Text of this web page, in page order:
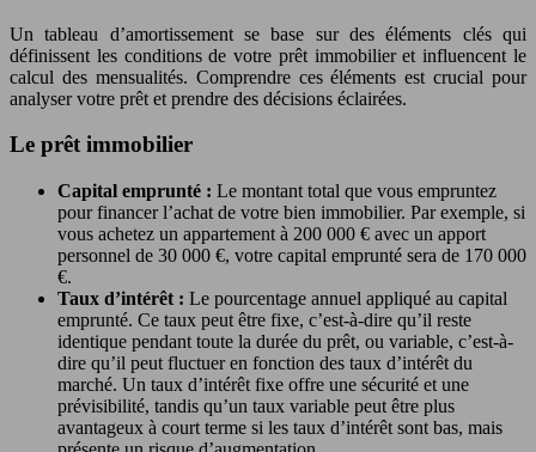
Un tableau d’amortissement se base sur des éléments clés qui
définissent les conditions de votre prêt immobilier et influencent le
calcul des mensualités. Comprendre ces éléments est crucial pour
analyser votre prêt et prendre des décisions éclairées.
Le prêt immobilier
Capital emprunté : Le montant total que vous empruntez
pour financer l’achat de votre bien immobilier. Par exemple, si
vous achetez un appartement à 200 000 € avec un apport
personnel de 30 000 €, votre capital emprunté sera de 170 000
€.
Taux d’intérêt : Le pourcentage annuel appliqué au capital
emprunté. Ce taux peut être fixe, c’est-à-dire qu’il reste
identique pendant toute la durée du prêt, ou variable, c’est-à-
dire qu’il peut fluctuer en fonction des taux d’intérêt du
marché. Un taux d’intérêt fixe offre une sécurité et une
prévisibilité, tandis qu’un taux variable peut être plus
avantageux à court terme si les taux d’intérêt sont bas, mais